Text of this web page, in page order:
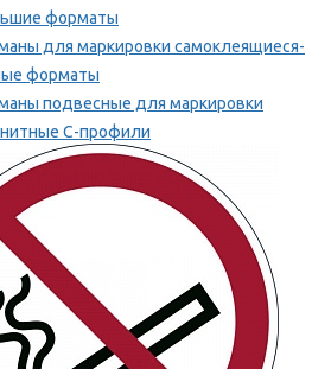
форматы
для маркировки самоклеящиеся-
форматы
подвесные для маркировки
С-профили
маркировка